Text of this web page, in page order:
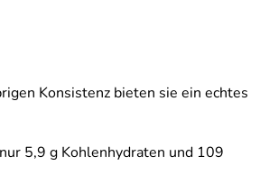
Konsistenz bieten sie ein echtes
5,9 g Kohlenhydraten und 109